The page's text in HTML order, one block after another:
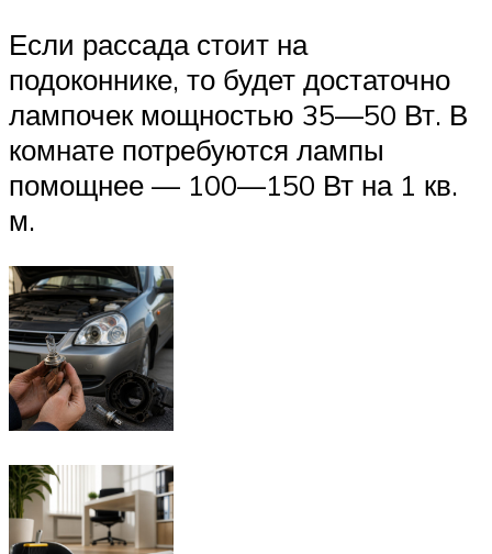
Если рассада стоит на
подоконнике, то будет достаточно
лампочек мощностью 35—50 Вт. В
комнате потребуются лампы
помощнее — 100—150 Вт на 1 кв.
м.